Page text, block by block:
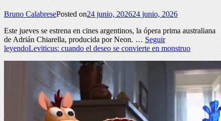
Bruno CalabresePosted on24 junio, 202624 junio, 2026
Este jueves se estrena en cines argentinos, la ópera prima australiana
de Adrián Chiarella, producida por Neon. … Seguir
leyendoLeviticus: cuando el deseo se convierte en monstruo